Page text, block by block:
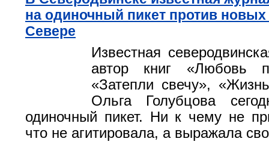
на одиночный пикет против новых
Севере
Известная
автор книг «Любовь
«Затепли свечу»,
Ольга Голубцова
одиночный пикет. Ни к чему не
что не агитировала, а выражала